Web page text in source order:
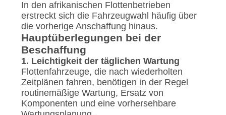
In den afrikanischen Flottenbetrieben
erstreckt sich die Fahrzeugwahl häufig über
die vorherige Anschaffung hinaus.
Hauptüberlegungen bei der
Beschaffung
1. Leichtigkeit der täglichen Wartung
Flottenfahrzeuge, die nach wiederholten
Zeitplänen fahren, benötigen in der Regel
routinemäßige Wartung, Ersatz von
Komponenten und eine vorhersehbare